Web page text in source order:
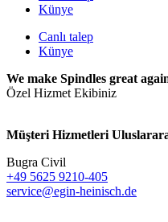
Künye
Canlı talep
Künye
We make Spindles great
Özel Hizmet Ekibiniz
Müşteri Hizmetleri
Bugra Civil
+49 5625 9210-405
service@egin-heinisch.de